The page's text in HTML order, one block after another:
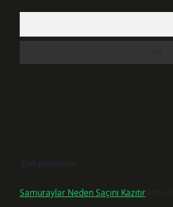
Son yorumlar
Samuraylar Neden Saçını Kazıtır için